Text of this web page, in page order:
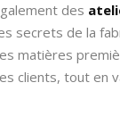
des
secrets de la
matières
clients, tout en